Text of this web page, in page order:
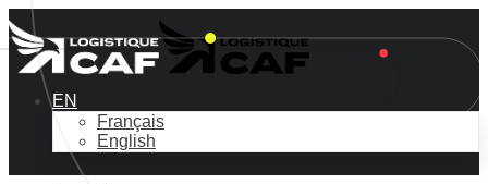
EN
Français
English